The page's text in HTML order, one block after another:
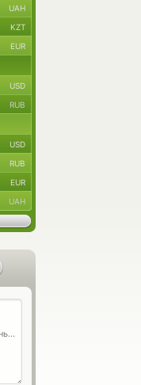
UAH
KZT
EUR
USD
RUB
USD
RUB
EUR
UAH